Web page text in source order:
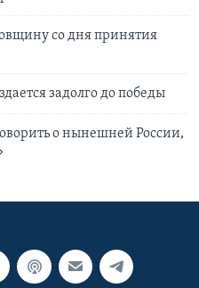
со дня принятия
задолго до победы
о нынешней России,